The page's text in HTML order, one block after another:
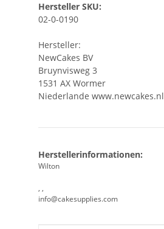
Hersteller SKU:
02-0-0190
Hersteller:
NewCakes BV
Bruynvisweg 3
1531 AX Wormer
Niederlande www.newcakes.nl
Herstellerinformationen:
Wilton
, ,
info@cakesupplies.com